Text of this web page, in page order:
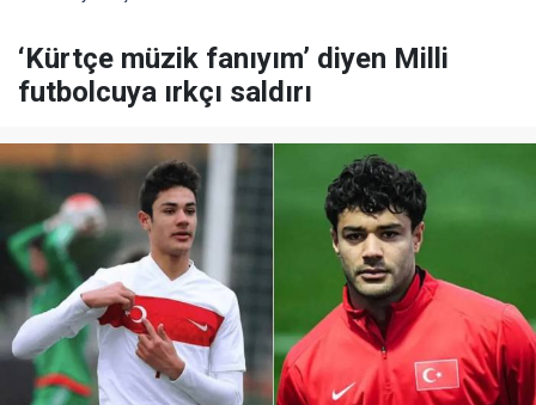
‘Kürtçe müzik fanıyım’ diyen Milli
futbolcuya ırkçı saldırı